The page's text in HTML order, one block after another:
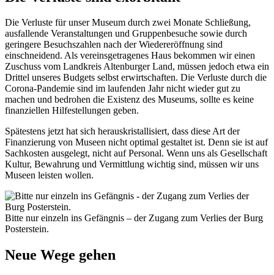
Die Verluste für unser Museum durch zwei Monate Schließung,
ausfallende Veranstaltungen und Gruppenbesuche sowie durch
geringere Besuchszahlen nach der Wiedereröffnung sind
einschneidend. Als vereinsgetragenes Haus bekommen wir einen
Zuschuss vom Landkreis Altenburger Land, müssen jedoch etwa ein
Drittel unseres Budgets selbst erwirtschaften. Die Verluste durch die
Corona-Pandemie sind im laufenden Jahr nicht wieder gut zu
machen und bedrohen die Existenz des Museums, sollte es keine
finanziellen Hilfestellungen geben.
Spätestens jetzt hat sich herauskristallisiert, dass diese Art der
Finanzierung von Museen nicht optimal gestaltet ist. Denn sie ist auf
Sachkosten ausgelegt, nicht auf Personal. Wenn uns als Gesellschaft
Kultur, Bewahrung und Vermittlung wichtig sind, müssen wir uns
Museen leisten wollen.
Bitte nur einzeln ins Gefängnis – der Zugang zum Verlies der Burg
Posterstein.
Neue Wege gehen